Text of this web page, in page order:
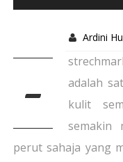
Ardini
-
adalah
kulit
semakin
perut sahaja yang